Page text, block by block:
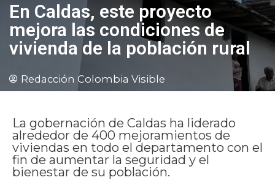
En Caldas, este proyecto
mejora las condiciones de
vivienda de la población rural
Redacción Colombia Visible
La gobernación de Caldas ha liderado
alrededor de 400 mejoramientos de
viviendas en todo el departamento con el
fin de aumentar la seguridad y el
bienestar de su población.